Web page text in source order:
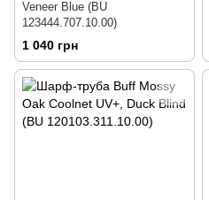
Veneer Blue (BU
123444.707.10.00)
1 040 грн